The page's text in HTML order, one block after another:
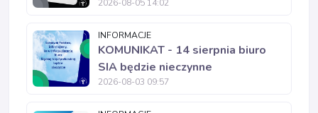
2026-08-05 14:02
INFORMACJE
KOMUNIKAT - 14 sierpnia biuro
SIA będzie nieczynne
2026-08-03 09:57